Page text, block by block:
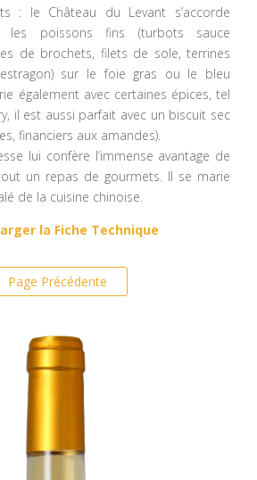
: le Château du Levant s’accorde
les poissons fins (turbots sauce
de brochets, filets de sole, terrines
sur le foie gras ou le bleu
également avec certaines épices, tel
il est aussi parfait avec un biscuit sec
financiers aux amandes).
lui confère l’immense avantage de
un repas de gourmets. Il se marie
de la cuisine chinoise.
la Fiche Technique
Page Précédente